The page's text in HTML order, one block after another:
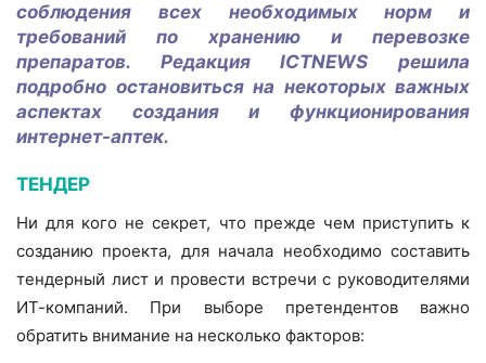
соблюдения всех необходимых норм и
требований по хранению и перевозке
препаратов. Редакция ICTNEWS решила
подробно остановиться на некоторых важных
аспектах создания и функционирования
интернет-аптек.
ТЕНДЕР
Ни для кого не секрет, что прежде чем приступить к
созданию проекта, для начала необходимо составить
тендерный лист и провести встречи с руководителями
ИТ-компаний. При выборе претендентов важно
обратить внимание на несколько факторов: